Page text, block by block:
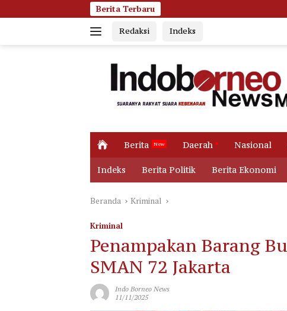
ke
Berita Terbaru Jumat Pagi
Redaksi Indeks
H
m
e
Berita Daerah Nasional
Indeks Berita Politik Berita Ekonomi
Beranda Kriminal
Kriminal
Penampakan Barang
SMAN 72 Jakarta
Indo Borneo News
11/11/2025